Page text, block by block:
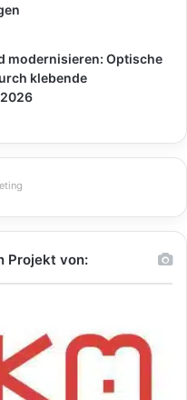
modernisieren: Optische
klebende
Projekt von: